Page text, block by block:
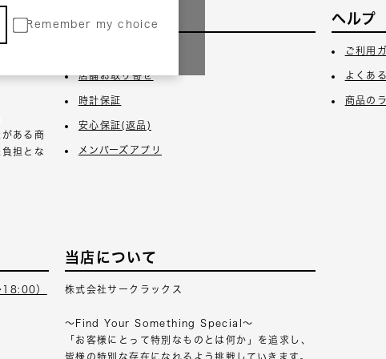
Remember my choice
ある商
担とな
サービス
店舗お取り寄せ
時計保証
安心保証(返品)
メンバーズアプリ
ヘルプ
ご利用
よくあ
商品の
18:00）
当店について
株式会社サークラックス
～Find Your Something Special～
「お客様にとって特別なものとは何か」を追求し、
皆様の特別な存在になれるよう挑戦していきます。